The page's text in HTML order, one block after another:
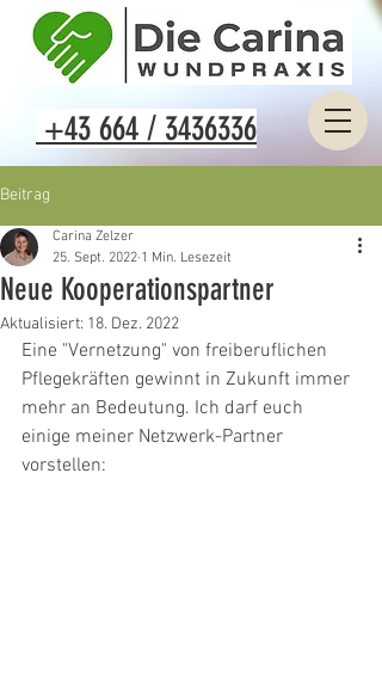
+43 664 / 3436336
Beitrag
Neue Kooperationspartner
Carina Zelzer
25. Sept. 2022 1 Min. Lesezeit
Aktualisiert: 18. Dez. 2022
Eine "Vernetzung" von freiberuflichen
Pflegekräften gewinnt in Zukunft immer
mehr an Bedeutung. Ich darf euch
einige meiner Netzwerk-Partner
vorstellen: